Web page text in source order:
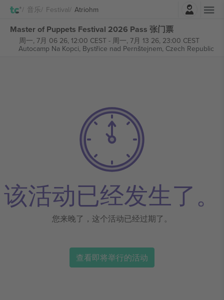
音乐 Festival Atriohm
Master of Puppets Festival 2026 Pass 张门票
周一, 7月 06 26, 12:00 CEST- 周一, 7月 13 26, 23:00 CEST
Autocamp Na Kopci, Bystřice nad Pernštejnem, Czech Republic
该活动已经发生了。
您来晚了，这个活动已经过期了。
查看即将举行的活动